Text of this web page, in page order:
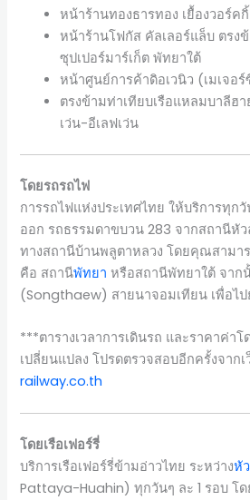
หน้าร้านทองธารทอง เยื้องวอร์ค
หน้าร้านโฟกัส คัลเลอร์แล็บ ตรง
ซุปเปอร์มาร์เก็ต พัทยาใต้
หน้าศูนย์การค้าดิอเวนิว (เมเจอ
ตรงข้ามท่าเทียบเรือแหลมบาลีฮ
เว่น-อีเลฟเว่น
โดยรถรถไฟ
การรถไฟแห่งประเทศไทย ให้บริการทุก
ออก รถธรรมดาขบวน 283 จากสถานีหัว
ทางสถานีบ้านพลูตาหลวง โดยคุณสามา
คือ สถานีพัทยา หรือสถานีพัทยาใต้ จาก
(Songthaew) สายนาจอมเทียน เพื่อไป
***ตารางเวลาการเดินรถ และราคาค่า
เปลี่ยนแปลง โปรดตรวจสอบอีกครั้งจาก
railway.co.th
โดยเรือเฟอร์รี่
บริการเรือเฟอร์รี่ข้ามอ่าวไทย ระหว่างหั
Pattaya-Huahin) ทุกวันๆ ละ 1 รอบ โด